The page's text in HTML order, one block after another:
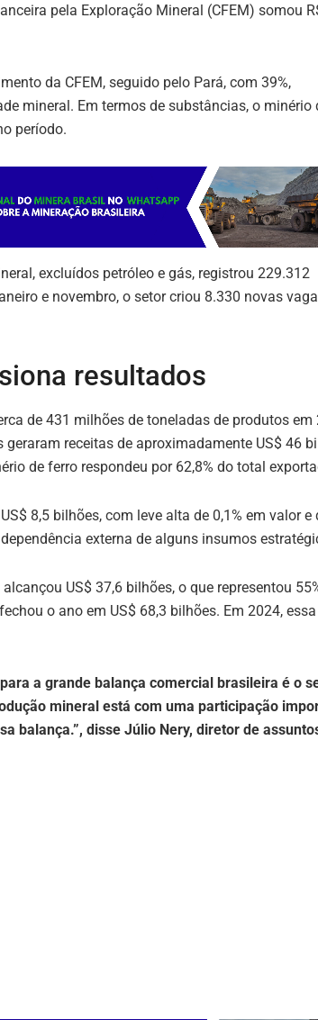
pela Exploração Mineral (CFEM) somou
da CFEM, seguido pelo Pará, com 39%,
mineral. Em termos de substâncias, o minério
período.
excluídos petróleo e gás, registrou 229.312
e novembro, o setor criou 8.330 novas
resultados
de 431 milhões de toneladas de produtos em
receitas de aproximadamente US$ 46
de ferro respondeu por 62,8% do total
8,5 bilhões, com leve alta de 0,1% em valor e
externa de alguns insumos
US$ 37,6 bilhões, o que representou
o ano em US$ 68,3 bilhões. Em 2024, essa
a grande balança comercial brasileira é o
mineral está com uma participação
balança.”, disse Júlio Nery, diretor de